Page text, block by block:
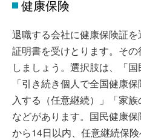
健康保険
退職する会社に健康保険証
証明書を受けとります。そ
しましょう。選択肢は、「国
「引き続き個人で全国健康
入する（任意継続）」「家
などがあります。国民健康
から14日以内、任意継続保